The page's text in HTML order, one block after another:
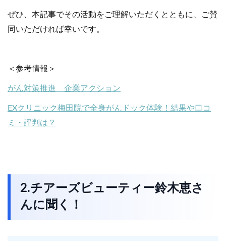
ぜひ、本記事でその活動をご理解いただくとともに、ご賛
同いただければ幸いです。
＜参考情報＞
がん対策推進 企業アクション
EXクリニック梅田院で全身がんドック体験！結果や口コ
ミ・評判は？
2.チアーズビューティー鈴木恵さ
んに聞く！